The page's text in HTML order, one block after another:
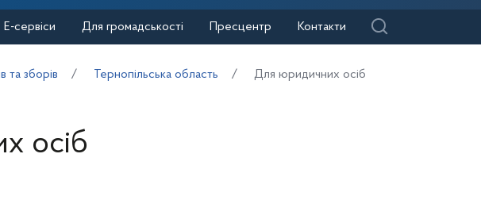
Е-сервіси Для громадськості Пресцентр Контакти
та зборів Тернопільська область Для юридичних осіб
осіб